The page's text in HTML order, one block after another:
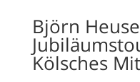
Björn
Kölsches